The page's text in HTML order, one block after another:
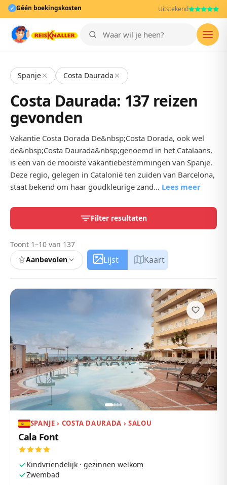
✓ Géén boekingskosten Uitstekend
Spanje Costa Daurada
Costa Daurada: 137 reizen
gevonden
Vakantie Costa Dorada De&nbsp;Costa Dorada, ook wel
de&nbsp;Costa Daurada&nbsp;genoemd in het Catalaans,
is een van de mooiste vakantiebestemmingen van Spanje.
Deze regio, gelegen in Catalonië ten zuiden van Barcelona,
staat bekend om haar goudkleurige zand… Lees meer
Filter resultaten
Toont 1–10 van 137
Aanbevolen
Lijst Kaart
SPANJE › COSTA DAURADA › SALOU
Cala Font
Kindvriendelijk · gezinnen welkom
Zwembad